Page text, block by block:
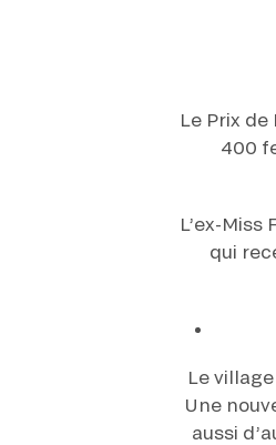
Le Prix
400
L’ex-
qui
Le
Une
aussi